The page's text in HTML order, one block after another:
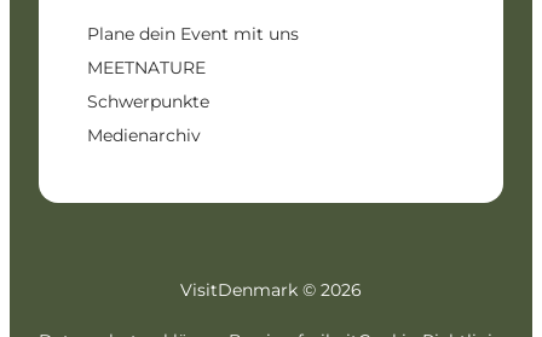
Plane dein Event mit uns
MEETNATURE
Schwerpunkte
Medienarchiv
VisitDenmark © 2026